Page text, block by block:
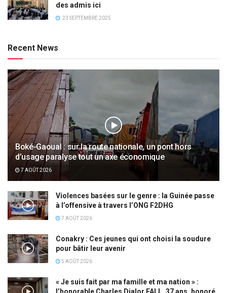
des admis ici
23 SEPTEMBRE 2025
Recent News
Boké-Gaoual : sur la route nationale, un pont hors
d’usage paralyse tout un axe économique
7 AOÛT 2026
Violences basées sur le genre : la Guinée passe
à l’offensive à travers l’ONG F2DHG
7 AOÛT 2026
Conakry : Ces jeunes qui ont choisi la soudure
pour bâtir leur avenir
5 AOÛT 2026
« Je suis fait par ma famille et ma nation » :
l’honorable Charles Dialor FALL, 37 ans, honoré